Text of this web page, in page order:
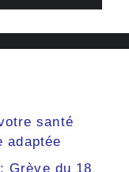
santé
adaptée
Grève du 18